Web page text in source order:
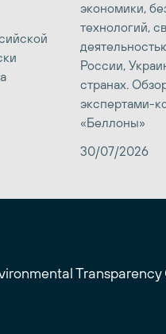
экономики,
технологий,
России,
странах.
экспертами-
«Беллоны»
30/07/2026
Transparency